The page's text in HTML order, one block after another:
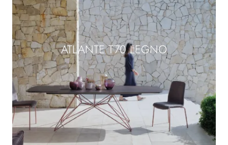
ATLANTE T70 LEGNO